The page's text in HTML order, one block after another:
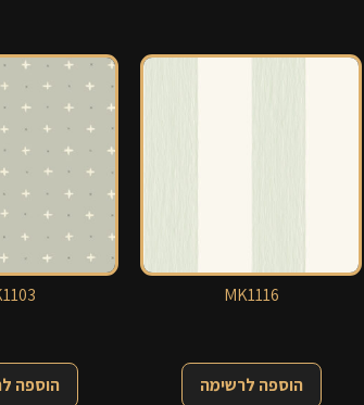
הוספה
MK1116
הוספה לרשימה